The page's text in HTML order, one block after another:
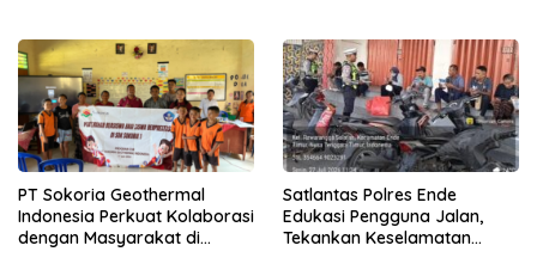
PT Sokoria Geothermal
Indonesia Perkuat Kolaborasi
dengan Masyarakat di
Satlantas Polres Ende
Edukasi Pengguna Jalan,
Tekankan Keselamatan